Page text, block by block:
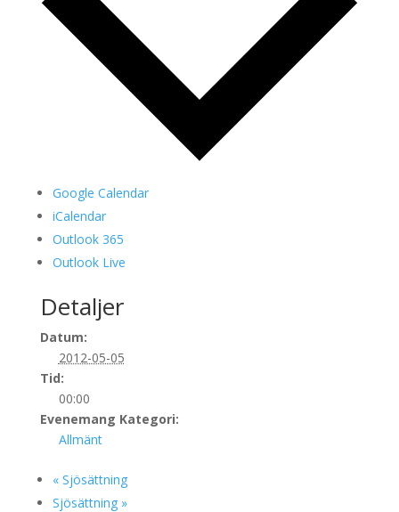
Google Calendar
iCalendar
Outlook 365
Outlook Live
Detaljer
Datum:
2012-05-05
Tid:
00:00
Evenemang Kategori:
Allmänt
«Sjösättning
Sjösättning »